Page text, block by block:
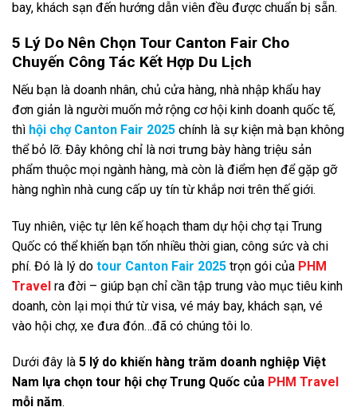
bay, khách sạn đến hướng dẫn viên đều được chuẩn bị sẵn.
5 Lý Do Nên Chọn Tour Canton Fair Cho
Chuyến Công Tác Kết Hợp Du Lịch
Nếu bạn là doanh nhân, chủ cửa hàng, nhà nhập khẩu hay
đơn giản là người muốn mở rộng cơ hội kinh doanh quốc tế,
thì hội chợ Canton Fair 2025 chính là sự kiện mà bạn không
thể bỏ lỡ. Đây không chỉ là nơi trưng bày hàng triệu sản
phẩm thuộc mọi ngành hàng, mà còn là điểm hẹn để gặp gỡ
hàng nghìn nhà cung cấp uy tín từ khắp nơi trên thế giới.
Tuy nhiên, việc tự lên kế hoạch tham dự hội chợ tại Trung
Quốc có thể khiến bạn tốn nhiều thời gian, công sức và chi
phí. Đó là lý do tour Canton Fair 2025 trọn gói của PHM
Travel ra đời – giúp bạn chỉ cần tập trung vào mục tiêu kinh
doanh, còn lại mọi thứ từ visa, vé máy bay, khách sạn, vé
vào hội chợ, xe đưa đón…đã có chúng tôi lo.
Dưới đây là 5 lý do khiến hàng trăm doanh nghiệp Việt
Nam lựa chọn tour hội chợ Trung Quốc của PHM Travel
mỗi năm.